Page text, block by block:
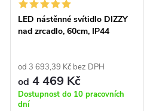
LED nástěnné svítidlo DIZZY
nad zrcadlo, 60cm, IP44
od 3 693,39 Kč bez DPH
od 4 469 Kč
Dostupnost do 10 pracovních
dní